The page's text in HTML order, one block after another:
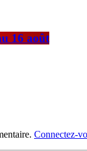
16 août
Connectez-